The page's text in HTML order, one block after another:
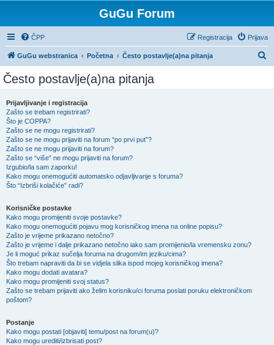
GuGu Forum
ČPP Prijava
Registracija
GuGu webstranica Početna Često postavlje(a)na pitanja
Često postavlje(a)na pitanja
Prijavljivanje i registracija
Zašto se trebam registrirati?
Što je COPPA?
Zašto se ne mogu registrirati?
Zašto se ne mogu prijaviti na forum “po prvi put”?
Zašto se ne mogu prijaviti na forum?
Zašto se “više” ne mogu prijaviti na forum?
Izgubio/la sam zaporku!
Kako mogu onemogućiti automatsko odjavljivanje s foruma?
Što “Izbriši kolačiće” radi?
Korisničke postavke
Kako mogu promijeniti svoje postavke?
Kako mogu onemogućiti pojavu mog korisničkog imena na online popisu?
Zašto je vrijeme prikazano netočno?
Zašto je vrijeme i dalje prikazano netočno iako sam promijenio/la vremensku zonu?
Je li moguć prikaz sučelja foruma na drugom/im jeziku/cima?
Što trebam napraviti da bi se vidjela slika ispod mojeg korisničkog imena?
Kako mogu dodati avatara?
Kako mogu promijeniti svoj status?
Zašto se trebam prijaviti ako želim korisniku/ci foruma poslati poruku elektroničkom
poštom?
Postanje
Kako mogu postati [objaviti] temu/post na forum(u)?
Kako mogu urediti/izbrisati post?